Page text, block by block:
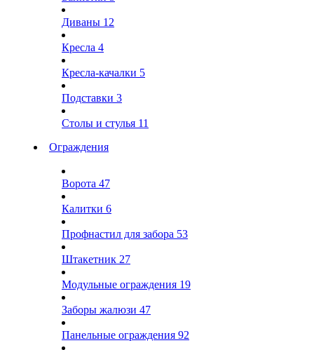
Диваны 12
Кресла 4
Кресла-качалки 5
Подставки 3
Столы и стулья 11
Ограждения
Ворота 47
Калитки 6
Профнастил для забора 53
Штакетник 27
Модульные ограждения 19
Заборы жалюзи 47
Панельные ограждения 92